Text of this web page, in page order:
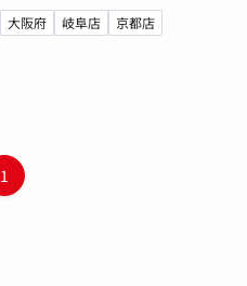
大阪府 岐阜店 京都店
1